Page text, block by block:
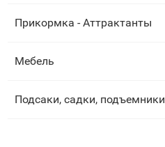
Прикормка - Аттрактанты
Мебель
Подсаки, садки, подъемники